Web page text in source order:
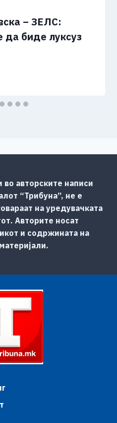
– ЗЕЛС:
да биде луксуз
во авторските написи
“Трибуна”, не е
на уредувачката
Авторите носат
и содржината на